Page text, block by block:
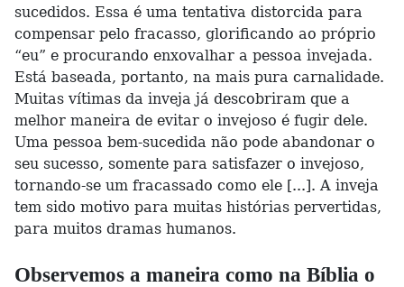
sucedidos. Essa é uma tentativa distorcida para
compensar pelo fracasso, glorificando ao próprio
“eu” e procurando enxovalhar a pessoa invejada.
Está baseada, portanto, na mais pura carnalidade.
Muitas vítimas da inveja já descobriram que a
melhor maneira de evitar o invejoso é fugir dele.
Uma pessoa bem-sucedida não pode abandonar o
seu sucesso, somente para satisfazer o invejoso,
tornando-se um fracassado como ele [...]. A inveja
tem sido motivo para muitas histórias pervertidas,
para muitos dramas humanos.
Observemos a maneira como na Bíblia o